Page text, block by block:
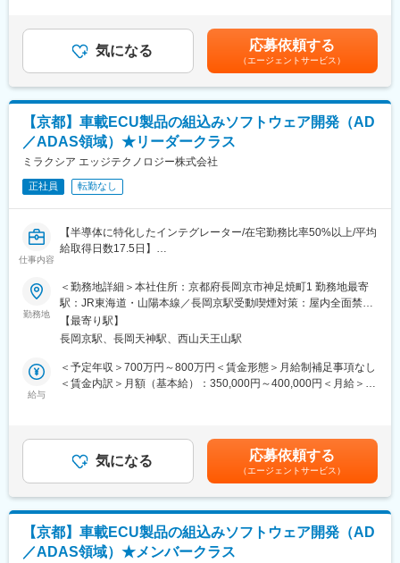
変更の範囲：会社の定める業務
・ 既存機能の修正や改良
・ チーム内レビューや顧客説明
■魅力・やりがい：
次世代のAD/ADAS開発に携わり、車両の安全性や快適性の向上に
直接貢献できるポジションです。
組み込みソフトウェアの設計・実装・評価まで一貫して関わるこ
とで、技術力を高め、技術者として幅広い経験と専門性を磨けま
す。
進化の速いモビリティ分野で、新しい機能開発に挑戦しながら社
会的価値の高い製品づくりに携われる点が大きなやりがいです
■働き方：
自社拠点での開発となりますが、開発フェーズや状況に応じて顧
客先へ出張はあります。慣れるまでは先輩社員と同行し、サポー
ト体制のもとで対応します。
子育て・介護・家庭等の事情により業務時間をシフトして頂くこ
変更の範囲：会社の定める業務
ます。■昇給：年1回■賞与：年2回賃金はあくまでも目安の金額で
あり、選考を通じて上下する可能性があります。月給(月額)は固定
手当を含めた表記です。
気になる 応募依頼する
（エージェントサービス）
【京都】車載ECU製品の組込みソフトウェア開発（AD
／ADAS領域）★リーダークラス
ミラクシア エッジテクノロジー株式会社
正社員 転勤なし
仕事内容
【半導体に特化したインテグレーター/在宅勤務比率50%以上/平均
給取得日数17.5日】
■業務概要：
車載AD/ADAS向けECUソフトウェア開発にてAD/ADASの各種機
能開発、車載通信機能（CAN,Ether）のリーダー・サブリーダー
【業務詳細】
3名～50名の各種プロジェクトのリーダー・サブリーダーとして
以下の組み込みソフトウェア開発プロジェクトを推進
・ 市販開発ツール導入や社内効率化ツール等（生成AI活用含む）
の導入
■魅力・やりがい：
次世代のAD/ADAS開発に携わり、車両の安全性や快適性の向上に
直接貢献できるポジションです。
勤務地
＜勤務地詳細＞本社住所：京都府長岡京市神足焼町1 勤務地最寄
駅：JR東海道・山陽本線／長岡京駅受動喫煙対策：屋内全面禁煙
変更の範囲：会社の定める事業所（リモートワーク含む）
【最寄り駅】
長岡京駅、長岡天神駅、西山天王山駅
給与
＜予定年収＞700万円～800万円＜賃金形態＞月給制補足事項なし
＜賃金内訳＞月額（基本給）：350,000円～400,000円＜月給＞
ます。■昇給：年1回■賞与：年2回賃金はあくまでも目安の金額で
あり、選考を通じて上下する可能性があります。月給(月額)は固定
手当を含めた表記です。
気になる 応募依頼する
（エージェントサービス）
【京都】車載ECU製品の組込みソフトウェア開発（AD
／ADAS領域）★メンバークラス